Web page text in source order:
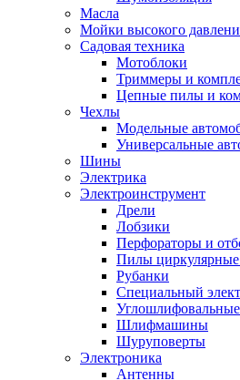
Масла
Мойки высокого
Садовая техника
Мотоблоки
Триммеры и
Цепные пилы и
Чехлы
Модельные
Универсальные
Шины
Электрика
Электроинструмент
Дрели
Лобзики
Перфораторы и
Пилы
Рубанки
Специальный
Шлифмашины
Шуруповерты
Электроника
Антенны